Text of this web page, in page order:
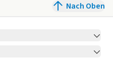
Nach Oben